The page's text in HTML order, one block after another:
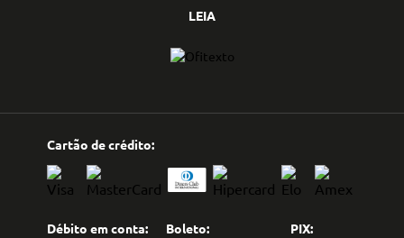
LEIA
Cartão de crédito:
Débito em conta: Boleto: PIX: